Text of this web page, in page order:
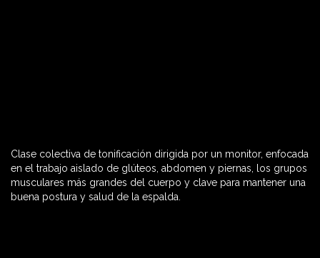
 60 MIN
Clase colectiva de tonificación dirigida por un monitor, enfocada
en el trabajo aislado de glúteos, abdomen y piernas, los grupos
musculares más grandes del cuerpo y clave para mantener una
buena postura y salud de la espalda.